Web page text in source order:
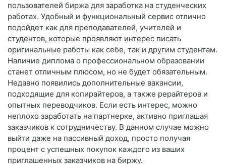
пользователей биржа для заработка на студенческих
работах. Удобный и функциональный сервис отлично
подойдет как для преподавателей, учителей и
студентов, которые проявляют интерес писать
оригинальные работы как себе, так и другим студентам.
Наличие диплома о профессиональном образовании
станет отличным плюсом, но не будет обязательным.
Недавно появились дополнительные вакансии,
подходящие для копирайтеров, а также рерайтеров и
опытных переводчиков. Если есть интерес, можно
неплохо заработать на партнерке, активно приглашая
заказчиков к сотрудничеству. В данном случае можно
выйти даже на пассивный доход, просто получая
процент с успешных покупок каждого из ваших
приглашенных заказчиков на биржу.